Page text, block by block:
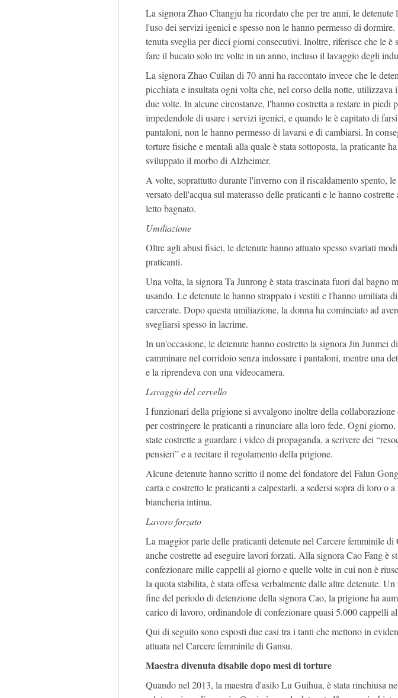
La signora Zhao Changju ha ricordato che per tre anni, le detenute
l'uso dei servizi igenici e spesso non le hanno permesso di dormire.
tenuta sveglia per dieci giorni consecutivi. Inoltre, riferisce che le è
fare il bucato solo tre volte in un anno, incluso il lavaggio degli
La signora Zhao Cuilan di 70 anni ha raccontato invece che le
picchiata e insultata ogni volta che, nel corso della notte, utilizzava
due volte. In alcune circostanze, l'hanno costretta a restare in piedi
impedendole di usare i servizi igenici, e quando le è capitato di
pantaloni, non le hanno permesso di lavarsi e di cambiarsi. In
torture fisiche e mentali alla quale è stata sottoposta, la praticante
sviluppato il morbo di Alzheimer.
A volte, soprattutto durante l'inverno con il riscaldamento spento,
versato dell'acqua sul materasso delle praticanti e le hanno
letto bagnato.
Umiliazione
Oltre agli abusi fisici, le detenute hanno attuato spesso svariati
praticanti.
Una volta, la signora Ta Junrong è stata trascinata fuori dal bagno
usando. Le detenute le hanno strappato i vestiti e l'hanno umiliata
carcerate. Dopo questa umiliazione, la donna ha cominciato ad
svegliarsi spesso in lacrime.
In un'occasione, le detenute hanno costretto la signora Jin Junmei
camminare nel corridoio senza indossare i pantaloni, mentre una
e la riprendeva con una videocamera.
Lavaggio del cervello
I funzionari della prigione si avvalgono inoltre della collaborazione
per costringere le praticanti a rinunciare alla loro fede. Ogni
state costrette a guardare i video di propaganda, a scrivere dei
pensieri” e a recitare il regolamento della prigione.
Alcune detenute hanno scritto il nome del fondatore del Falun
carta e costretto le praticanti a calpestarli, a sedersi sopra di loro o
biancheria intima.
Lavoro forzato
La maggior parte delle praticanti detenute nel Carcere femminile di
anche costrette ad eseguire lavori forzati. Alla signora Cao Fang è
confezionare mille cappelli al giorno e quelle volte in cui non è
la quota stabilita, è stata offesa verbalmente dalle altre detenute.
fine del periodo di detenzione della signora Cao, la prigione ha
carico di lavoro, ordinandole di confezionare quasi 5.000 cappelli
Qui di seguito sono esposti due casi tra i tanti che mettono in
attuata nel Carcere femminile di Gansu.
Maestra divenuta disabile dopo mesi di torture
Quando nel 2013, la maestra d'asilo Lu Guihua, è stata rinchiusa